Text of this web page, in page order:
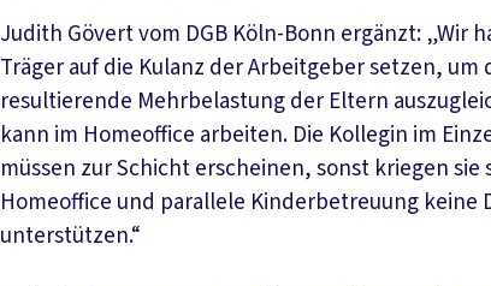
Judith Gövert vom DGB Köln-Bonn ergänzt: „Wir
Träger auf die Kulanz der Arbeitgeber setzen,
resultierende Mehrbelastung der Eltern
kann im Homeoffice arbeiten. Die Kollegin im
müssen zur Schicht erscheinen, sonst kriegen
Homeoffice und parallele Kinderbetreuung
unterstützen.“